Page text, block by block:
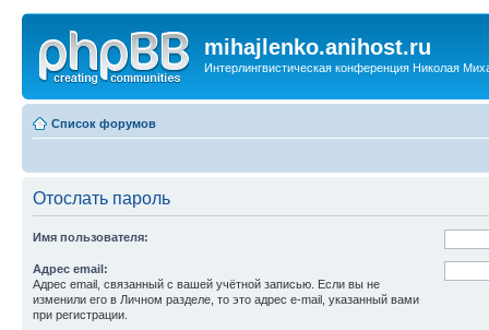
mihajlenko.anihost.ru
Интерлингвистическая конференция Николая
Список форумов
Отослать пароль
Имя пользователя:
Адрес email:
Адрес email, связанный с вашей учётной записью. Если вы не
изменили его в Личном разделе, то это адрес e-mail, указанный вами
при регистрации.